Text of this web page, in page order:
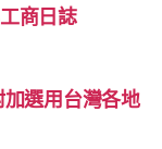
商日誌
加選用台灣各地